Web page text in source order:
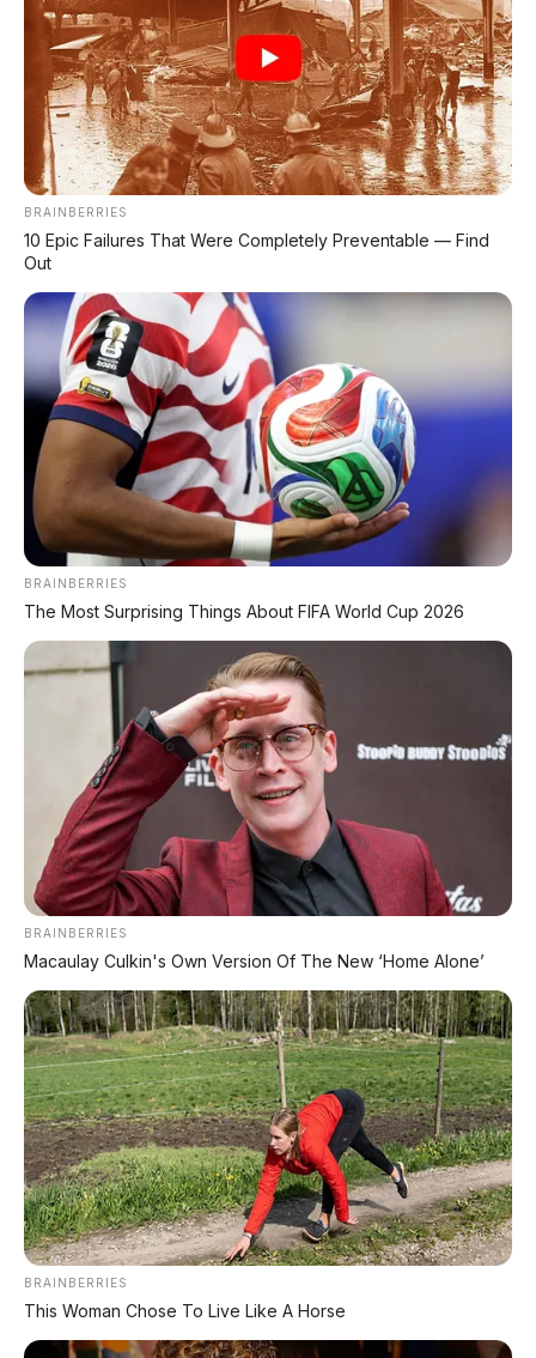
PALING BANYAK DIBACA
Chery Tiggo 5 Sport: SUV Kompak Sporty 156
HP dengan Chip Snapdragon 8155
Leapmotor C10 Resmi di GIIAS 2026: SUV Listrik
Premium Rakitan Lokal Mulai Rp598 Juta
Purbaya "Ancam" Toyota di GIIAS: Pindah Pabrik
dari Thailand atau Kena Pajak!
Xpeng G9L: SUV Full-Size Premium dengan AI
VLA 2.0 Siap Meluncur di Indonesia Akhir 2026
MG 07 Buktikan Handling Setara Supercar
dengan Moose Test 85,6 Km/Jam
BRAINBERRIES
10 Epic Failures That Were Completely Preventable — Find
Out
BRAINBERRIES
The Most Surprising Things About FIFA World Cup 2026
BRAINBERRIES
Macaulay Culkin's Own Version Of The New ‘Home Alone’
BRAINBERRIES
This Woman Chose To Live Like A Horse